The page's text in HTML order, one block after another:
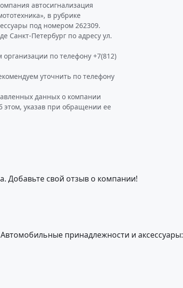
автосигнализация
в рубрике
под номером 262309.
Санкт-Петербург по адресу ул.
по телефону +7(812)
уточнить по телефону
данных о компании
указав при обращении ее
Добавьте свой отзыв о компании!
принадлежности и аксессуары: